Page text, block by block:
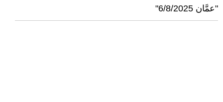
"عمَّان 6/8/2025"